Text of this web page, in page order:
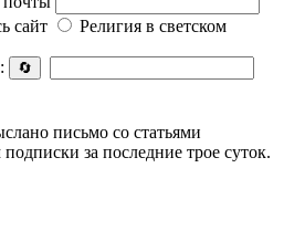
сайт
Религия в светском
🔄
письмо со статьями
за последние трое суток.